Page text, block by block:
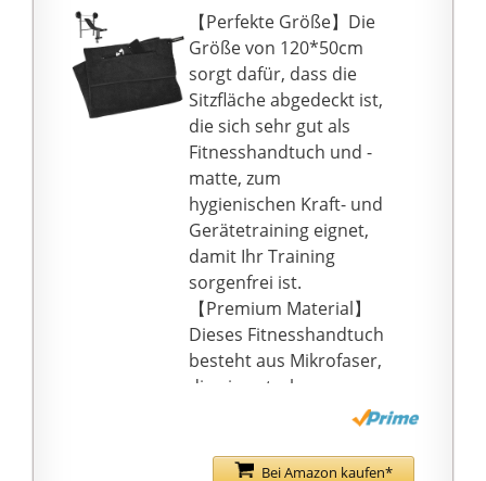
die Kapuze an der
Rückseite immer
erkennbar. Durch das
aqrade-Logo erkennst
du auf einen Blick den
Kopfbereich des
Handtuchs.
HÖCHSTE
ZUFRIEDENHEIT: Lass
dich von unserer
Qualität begeistern!
Falls du dennoch nicht
zu
100{34a7e31b73ec67c8
c3663a5a6d9e5d1cf0d8
e9745e9def76e3568e7e
bist, kein Problem!
【Perfekte Größe】Die
Größe von 120*50cm
sorgt dafür, dass die
Sitzfläche abgedeckt ist,
die sich sehr gut als
Fitnesshandtuch und -
matte, zum
hygienischen Kraft- und
Gerätetraining eignet,
damit Ihr Training
sorgenfrei ist.
【Premium Material】
Dieses Fitnesshandtuch
besteht aus Mikrofaser,
die eine starke
verstärkten Nähte und
Bei Amazon kaufen*